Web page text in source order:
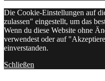
Die Cookie-Einstellungen auf
zulassen" eingestellt, um das
Wenn du diese Website ohne
verwendest oder auf
einverstanden.
Schließen